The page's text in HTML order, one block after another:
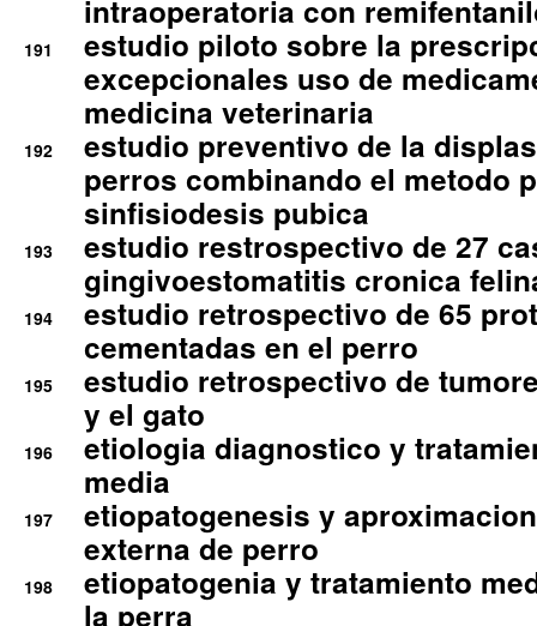
intraoperatoria con
191
estudio piloto sobre la
excepcionales uso de
medicina veterinaria
192
estudio preventivo de la
perros combinando el metodo
sinfisiodesis pubica
193
estudio restrospectivo de 27
gingivoestomatitis cronica
194
estudio retrospectivo de 65
cementadas en el perro
195
estudio retrospectivo de
y el gato
196
etiologia diagnostico y
media
197
etiopatogenesis y
externa de perro
198
etiopatogenia y tratamiento
la perra